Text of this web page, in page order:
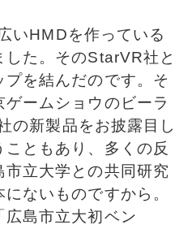
いHMDを作っている
た。そのStarVR社と
を結んだのです。そ
ームショウのビーラ
の新製品をお披露目し
ともあり、多くの反
立大学との共同研究
ないものですから。
島市立大初ベン